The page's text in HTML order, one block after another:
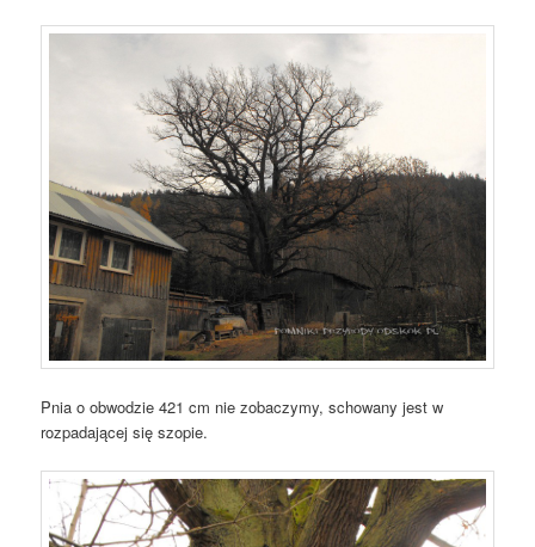
Pnia o obwodzie 421 cm nie zobaczymy, schowany jest w
rozpadającej się szopie.